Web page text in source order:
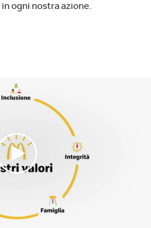
ogni nostra azione.